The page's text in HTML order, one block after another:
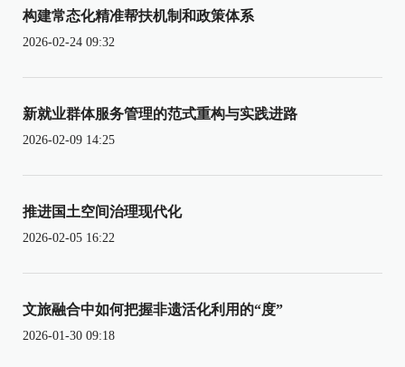
构建常态化精准帮扶机制和政策体系
2026-02-24 09:32
新就业群体服务管理的范式重构与实践进路
2026-02-09 14:25
推进国土空间治理现代化
2026-02-05 16:22
文旅融合中如何把握非遗活化利用的“度”
2026-01-30 09:18